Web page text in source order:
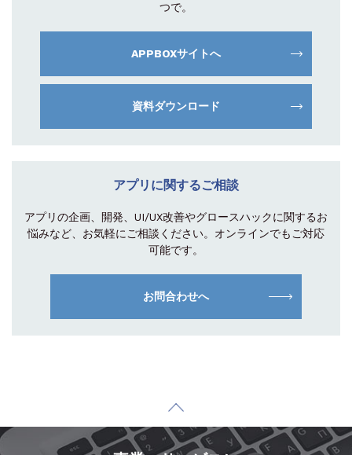
つで。
APPBOXサイトへ
資料ダウンロード
アプリに関するご相談
アプリの企画、開発、UI/UX改善やグロースハックに関するお
悩みなど、お気軽にご相談 ください。オンラインでもご対応
可能です。
お問合わせへ